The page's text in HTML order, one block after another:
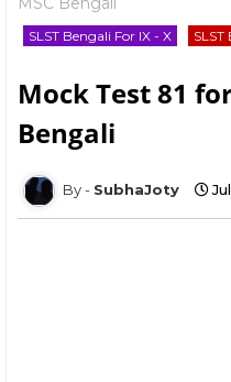
SLST Bengali For IX - X SLST
Mock Test 81
Bengali
SubhaJoty